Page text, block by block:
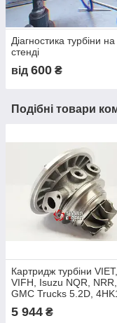
Діагностика турбіни на
стенді
від 600 ₴
Подібні товари
Картридж турбіни VIET,
VIFH, Isuzu NQR, NRR,
GMC Trucks 5.2D,
8980277725,
2006+
5 944 ₴